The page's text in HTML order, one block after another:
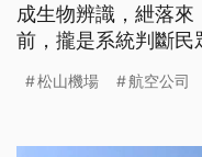
成生物辨識，紲落
前，攏是系統判斷民
牽涉的單位真闊，
題、導言為台語文）
松山機場 航空公司